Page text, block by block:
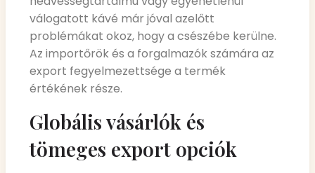
válogatott kávé már jóval azelőtt
problémákat okoz, hogy a csészébe kerülne.
Az importőrök és a forgalmazók számára az
export fegyelmezettsége a termék
értékének része.
Globális vásárlók és
tömeges export opciók